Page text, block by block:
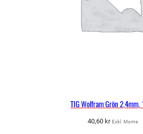
TIG Wolfram Grön 2,4mm,
40,60 kr Exkl. Moms